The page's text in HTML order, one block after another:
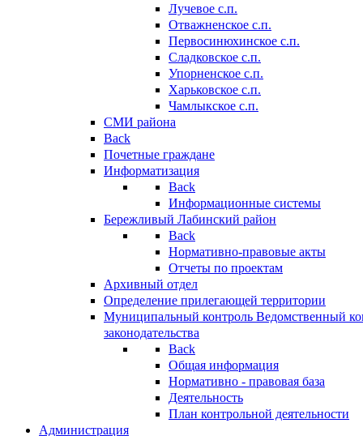
Лучевое с.п.
Отважненское с.п.
Первосинюхинское с.п.
Сладковское с.п.
Упорненское с.п.
Харьковское с.п.
Чамлыкское с.п.
СМИ района
Back
Почетные граждане
Информатизация
Back
Информационные системы
Бережливый Лабинский район
Back
Нормативно-правовые акты
Отчеты по проектам
Архивный отдел
Определение прилегающей территории
Муниципальный контроль Ведомственный
законодательства
Back
Общая информация
Нормативно - правовая база
Деятельность
План контрольной деятельности
Администрация